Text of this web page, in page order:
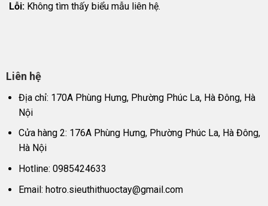
Lỗi: Không tìm thấy biểu mẫu liên hệ.
Liên hệ
Địa chỉ: 170A Phùng Hưng, Phường Phúc La, Hà Đông, Hà
Nội
Cửa hàng 2: 176A Phùng Hưng, Phường Phúc La, Hà Đông,
Hà Nội
Hotline: 0985424633
Email: hotro.sieuthithuoctay@gmail.com